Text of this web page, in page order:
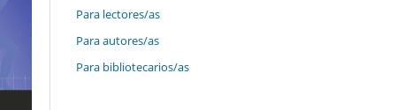
Para lectores/as
Para autores/as
Para bibliotecarios/as